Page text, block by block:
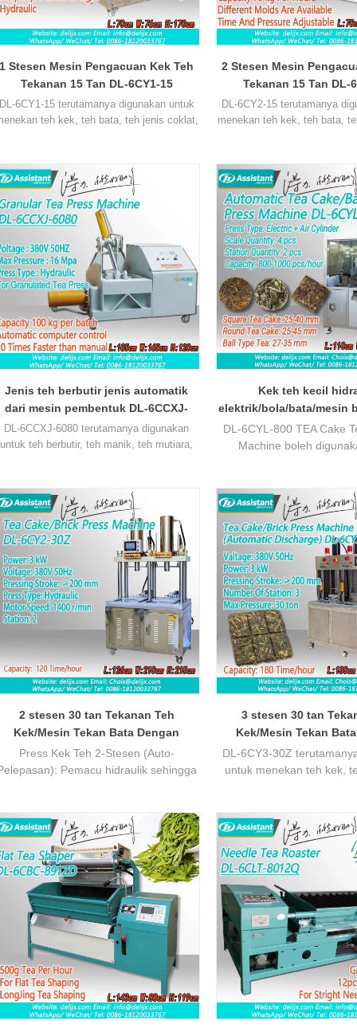
1 Stesen Mesin Pengacuan Kek Teh
Tekanan 15 Tan DL-6CY1-15
DL-6CY1-15 terutamanya digunakan untuk
teh kek, teh bata, teh jenis coklat,
membentuk adalah lebih baik. Mesin
1 stesen kerja, 1 pekerja boleh
mengendalikan mesin pada masa yang
1 jam boleh menekan 35kg teh kek.
2 Stesen Mesin
Tekanan 15 Tan DL-
DL-6CY2-15 terutamanya
menekan teh kek, teh bata,
membentuk adalah lebih
mempunyai 2 stesen kerja, 2
mengendalikan mesin pada
sama, 1 jam boleh menekan
(357gram).
Jenis teh berbutir jenis automatik
dari mesin pembentuk DL-6CCXJ-
6080
DL-6CCXJ-6080 terutamanya digunakan
untuk teh berbutir, teh manik, teh mutiara,
sepenuhnya, hanya tekan "auto"
Kek teh kecil
elektrik/bola/bata/mesin
800 automatik
DL-6CYL-800 TEA Cake
Machine boleh
pengeluarannya adalah
keping sejam. Saiz kek teh
dihasilkan oleh mesin ini
berikut: Kek teh persegi
teh bulat (25-45 mm), dan
(27-35 mm).
2 stesen 30 tan Tekanan Teh
Kek/Mesin Tekan Bata Dengan
Pelepasan Automatik DL-6CY2-30Z
Press Kek Teh 2-Stesen (Auto-
Pemacu hidraulik sehingga
kebersihan, q345b keluli untuk
ketahanan. Sesuai dengan "er,
teh gelap, meningkatkan kecekapan,
memotong kos.
3 stesen 30 tan
Kek/Mesin Tekan
Pelepasan Automatik
DL-6CY3-30Z
untuk menekan teh kek,
hidraulik, pembentukan
Mesin mempunyai 3
pekerja boleh
pada masa yang sama,
menekan180 waktu/